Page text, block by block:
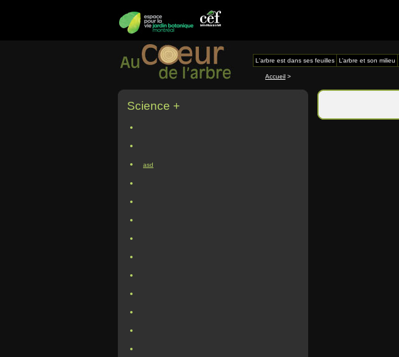
L'arbre est dans ses feuilles L’arbre et son milieu
Accueil >
Science +
asd